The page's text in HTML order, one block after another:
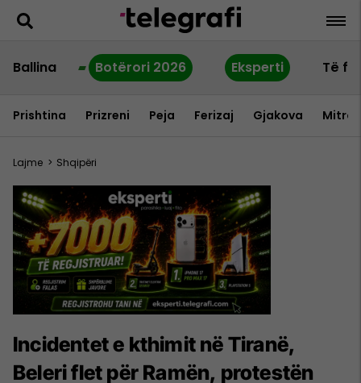
Ballina Botërori 2026 Eksperti Të
Prishtina Prizreni Peja Ferizaj Gjakova
Lajme > Shqipëri
Incidentet e kthimit në Tiranë,
Beleri flet për Ramën, protestën